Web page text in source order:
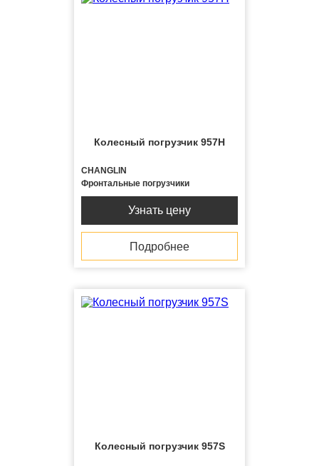
Колесный погрузчик 957H
CHANGLIN
Фронтальные погрузчики
Узнать цену
Подробнее
Колесный погрузчик 957S